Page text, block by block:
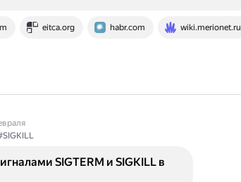
eitca.org habr.com wiki.merionet.ru
SIGTERM и SIGKILL в